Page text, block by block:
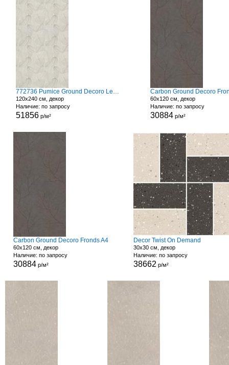
772736 Pumice Ground Decoro Leaves
120x240 см, декор
Наличие: по запросу
51856р/м²
Carbon Ground Decoro
60x120 см, декор
Наличие: по запросу
30884 р/м²
Carbon Ground Decoro Fronds A4
60x120 см, декор
Наличие: по запросу
30884 р/м²
Decor Twist On Demand
30x30 см, декор
Наличие: по запросу
38662 р/м²